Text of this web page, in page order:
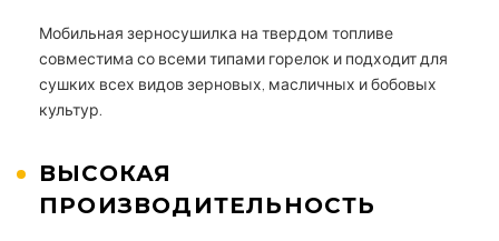
Мобильная зерносушилка на твердом топливе
совместима со всеми типами горелок и подходит для
сушких всех видов зерновых, масличных и бобовых
культур.
ВЫСОКАЯ
ПРОИЗВОДИТЕЛЬНОСТЬ